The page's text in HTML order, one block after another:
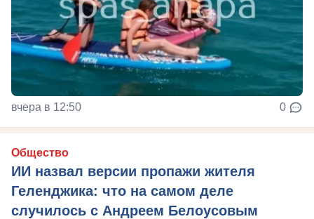
вчера в 12:50 0
Общество
ИИ назвал версии пропажи жителя
Геленджика: что на самом деле
случилось с Андреем Белоусовым